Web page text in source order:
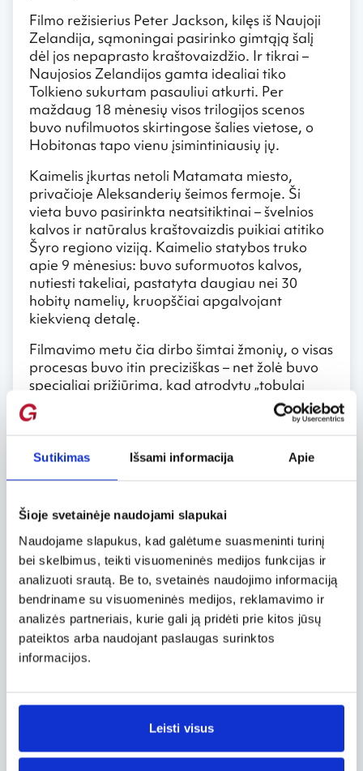
Sutikimas Išsami informacija Apie
Šioje svetainėje naudojami slapukai
Naudojame slapukus, kad galėtume suasmeninti turinį
bei skelbimus, teikti visuomeninės medijos funkcijas ir
analizuoti srautą. Be to, svetainės naudojimo informaciją
bendriname su visuomeninės medijos, reklamavimo ir
analizės partneriais, kurie gali ją pridėti prie kitos jūsų
pateiktos arba naudojant paslaugas surinktos
informacijos.
Leisti visus
Filmo režisierius Peter Jackson, kilęs iš Naujoji
Zelandija, sąmoningai pasirinko gimtąją šalį
dėl jos nepaprasto kraštovaizdžio. Ir tikrai –
Naujosios Zelandijos gamta idealiai tiko
Tolkieno sukurtam pasauliui atkurti. Per
maždaug 18 mėnesių visos trilogijos scenos
buvo nufilmuotos skirtingose šalies vietose, o
Hobitonas tapo vienu įsimintiniausių jų.
Kaimelis įkurtas netoli Matamata miesto,
privačioje Aleksanderių šeimos fermoje. Ši
vieta buvo pasirinkta neatsitiktinai – švelnios
kalvos ir natūralus kraštovaizdis puikiai atitiko
Šyro regiono viziją. Kaimelio statybos truko
apie 9 mėnesius: buvo suformuotos kalvos,
nutiesti takeliai, pastatyta daugiau nei 30
hobitų namelių, kruopščiai apgalvojant
kiekvieną detalę.
Filmavimo metu čia dirbo šimtai žmonių, o visas
procesas buvo itin preciziškas – net žolė buvo
specialiai prižiūrima, kad atrodytų „tobulai
netobula“. Po filmavimo dalis dekoracijų buvo
išardyta, tačiau vėliau, kuriant Hobitas,
kokybiškiau – šįkart jau su mintimi jį išsaugoti
vietų Naujojoje Zelandijoje. Čia
organizuojamos ekskursijos, kurių metu galima
pasivaikščioti tarp hobitų namelių, užsukti į
garsųjį „Žaliąjį drakoną“ (Green Dragon) ir net
paragauti vietinių gėrimų. Viskas sukurta taip,
kad lankytojas galėtų ne tik pamatyti, bet ir
pajusti šio pasaulio atmosferą.
Įdomu tai, kad daugelis čia apsilankiusių turistų
realybės ir pasinerti į pasaulį, kuriame viskas
atrodo paprasčiau, jaukiau ir šiek tiek